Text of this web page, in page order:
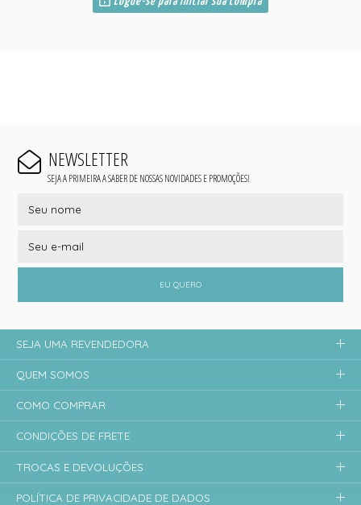
NEWSLETTER
SEJA A PRIMEIRA A SABER DE NOSSAS NOVIDADES E PROMOÇÕES!
EU QUERO
SEJA UMA REVENDEDORA
QUEM SOMOS
COMO COMPRAR
CONDIÇÕES DE FRETE
TROCAS E DEVOLUÇÕES
POLÍTICA DE PRIVACIDADE DE DADOS